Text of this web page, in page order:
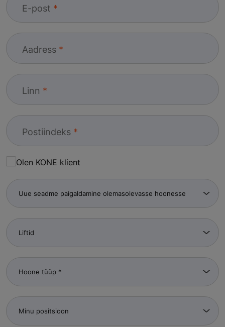
E-post
Aadress
Linn
Postiindeks
Olen KONE klient